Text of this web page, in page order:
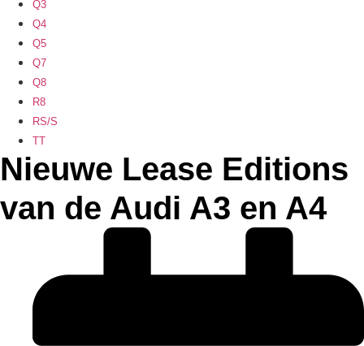
Q3
Q4
Q5
Q7
Q8
R8
RS/S
TT
Nieuwe Lease Editions
van de Audi A3 en A4